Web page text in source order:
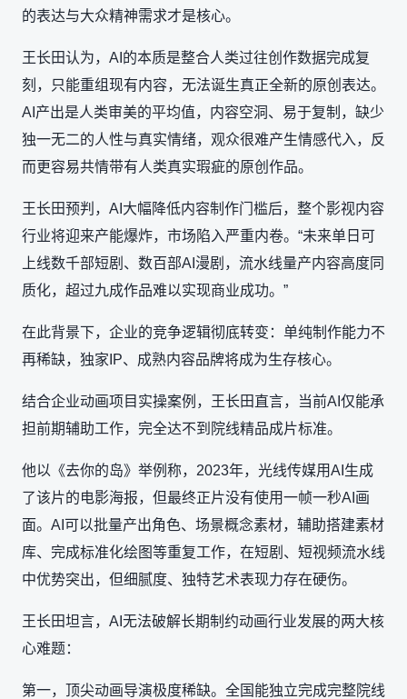
的表达与大众精神需求才是核心。
王长田认为，AI的本质是整合人类过往创作数据完成复
刻，只能重组现有内容，无法诞生真正全新的原创表达。
AI产出是人类审美的平均值，内容空洞、易于复制，缺少
独一无二的人性与真实情绪，观众很难产生情感代入，反
而更容易共情带有人类真实瑕疵的原创作品。
王长田预判，AI大幅降低内容制作门槛后，整个影视内容
行业将迎来产能爆炸，市场陷入严重内卷。“未来单日可
上线数千部短剧、数百部AI漫剧，流水线量产内容高度同
质化，超过九成作品难以实现商业成功。”
在此背景下，企业的竞争逻辑彻底转变：单纯制作能力不
再稀缺，独家IP、成熟内容品牌将成为生存核心。
结合企业动画项目实操案例，王长田直言，当前AI仅能承
担前期辅助工作，完全达不到院线精品成片标准。
他以《去你的岛》举例称，2023年，光线传媒用AI生成
了该片的电影海报，但最终正片没有使用一帧一秒AI画
面。AI可以批量产出角色、场景概念素材，辅助搭建素材
库、完成标准化绘图等重复工作，在短剧、短视频流水线
中优势突出，但细腻度、独特艺术表现力存在硬伤。
王长田坦言，AI无法破解长期制约动画行业发展的两大核
心难题：
第一，顶尖动画导演极度稀缺。全国能独立完成完整院线